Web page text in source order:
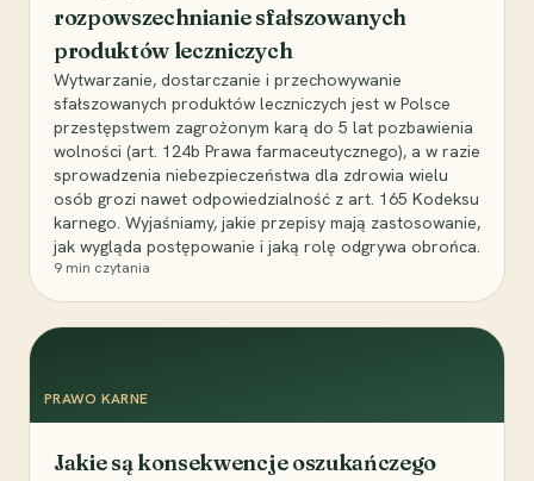
rozpowszechnianie sfałszowanych
produktów leczniczych
Wytwarzanie, dostarczanie i przechowywanie
sfałszowanych produktów leczniczych jest w Polsce
przestępstwem zagrożonym karą do 5 lat pozbawienia
wolności (art. 124b Prawa farmaceutycznego), a w razie
sprowadzenia niebezpieczeństwa dla zdrowia wielu
osób grozi nawet odpowiedzialność z art. 165 Kodeksu
karnego. Wyjaśniamy, jakie przepisy mają zastosowanie,
jak wygląda postępowanie i jaką rolę odgrywa obrońca.
9 min czytania
PRAWO KARNE
Jakie są konsekwencje oszukańczego